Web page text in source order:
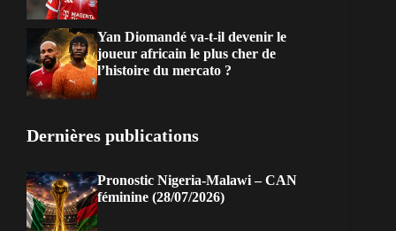
Yan Diomandé va-t-il devenir le
joueur africain le plus cher de
l’histoire du mercato ?
Dernières publications
Pronostic Nigeria-Malawi – CAN
féminine (28/07/2026)